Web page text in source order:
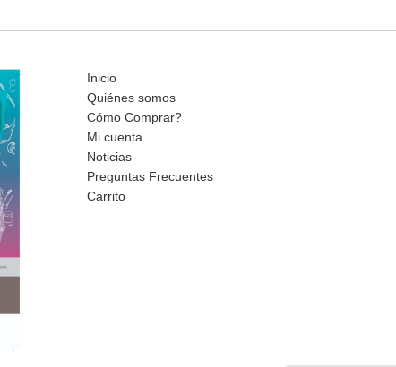
Inicio
Quiénes somos
Cómo Comprar?
Mi cuenta
Noticias
Preguntas Frecuentes
Carrito